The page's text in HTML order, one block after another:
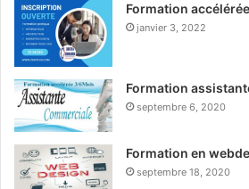
Formation
janvier 3, 2022
Formation
septembre 6, 2020
Formation en
septembre 18, 2020